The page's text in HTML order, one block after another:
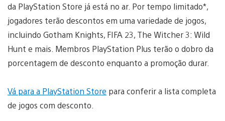
da PlayStation Store já está no ar. Por tempo limitado*,
jogadores terão descontos em uma variedade de jogos,
incluindo Gotham Knights, FIFA 23, The Witcher 3: Wild
Hunt e mais. Membros PlayStation Plus terão o dobro da
porcentagem de desconto enquanto a promoção durar.
Vá para a PlayStation Store para conferir a lista completa
de jogos com desconto.